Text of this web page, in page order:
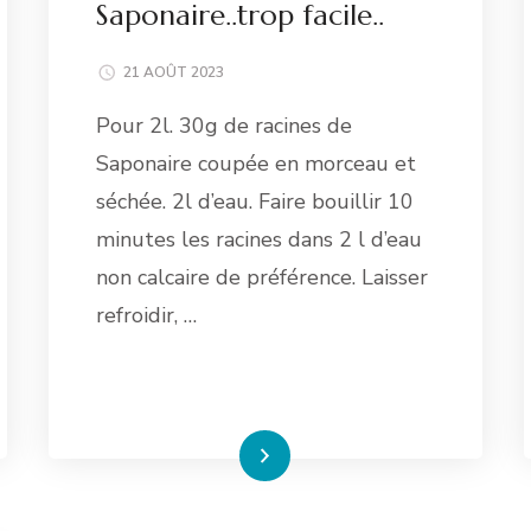
Saponaire..trop facile..
21 AOÛT 2023
Pour 2l. 30g de racines de
Saponaire coupée en morceau et
séchée. 2l d’eau. Faire bouillir 10
minutes les racines dans 2 l d’eau
non calcaire de préférence. Laisser
refroidir, …
Lire la suite